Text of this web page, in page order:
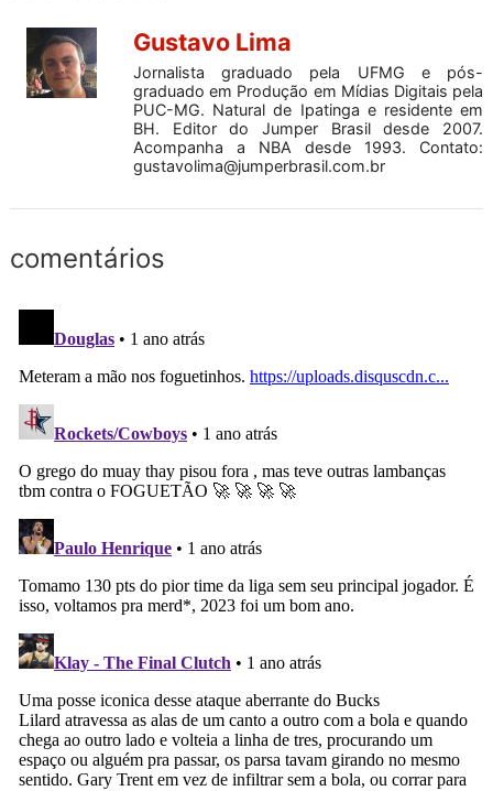
Gustavo Lima
Jornalista graduado pela UFMG e pós-
graduado em Produção em Mídias Digitais pela
PUC-MG. Natural de Ipatinga e residente em
BH. Editor do Jumper Brasil desde 2007.
Acompanha a NBA desde 1993. Contato:
gustavolima@jumperbrasil.com.br
comentários